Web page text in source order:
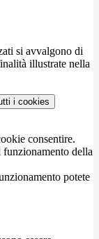
si avvalgono di
illustrate nella
i cookies
consentire.
della
potete